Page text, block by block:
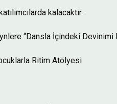
kalacaktır.
“Dansla İçindeki
Ritim Atölyesi